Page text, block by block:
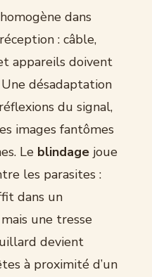
dans
: câble,
appareils doivent
désadaptation
du signal,
images fantômes
Le blindage joue
les parasites :
dans un
une tresse
devient
à proximité d’un